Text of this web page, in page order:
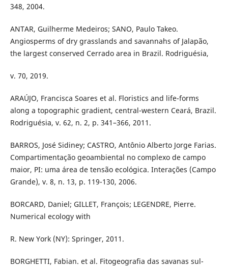
348, 2004.
ANTAR, Guilherme Medeiros; SANO, Paulo Takeo.
Angiosperms of dry grasslands and savannahs of Jalapão,
the largest conserved Cerrado area in Brazil. Rodriguésia,
v. 70, 2019.
ARAÚJO, Francisca Soares et al. Floristics and life-forms
along a topographic gradient, central-western Ceará, Brazil.
Rodriguésia, v. 62, n. 2, p. 341–366, 2011.
BARROS, José Sidiney; CASTRO, Antônio Alberto Jorge Farias.
Compartimentação geoambiental no complexo de campo
maior, PI: uma área de tensão ecológica. Interações (Campo
Grande), v. 8, n. 13, p. 119-130, 2006.
BORCARD, Daniel; GILLET, François; LEGENDRE, Pierre.
Numerical ecology with
R. New York (NY): Springer, 2011.
BORGHETTI, Fabian. et al. Fitogeografia das savanas sul-